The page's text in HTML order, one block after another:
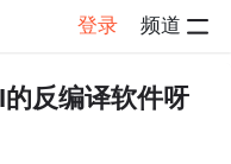
登录 频道
反编译软件呀